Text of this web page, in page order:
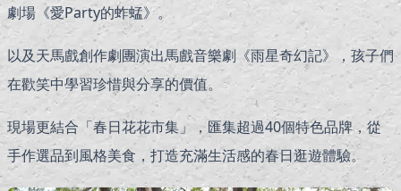
劇場《愛Party的蚱蜢》。
以及天馬戲創作劇團演出馬戲音樂劇《雨星奇幻記》，孩子們
在歡笑中學習珍惜與分享的價值。
現場更結合「春日花花市集」，匯集超過40個特色品牌，從
手作選品到風格美食，打造充滿生活感的春日逛遊體驗。